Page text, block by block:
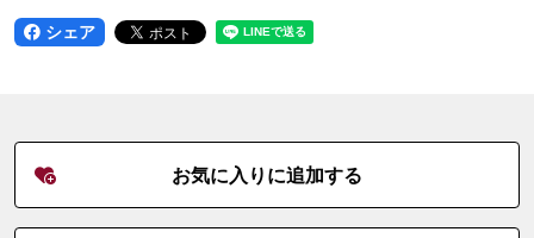
シェア
お気に入りに追加する